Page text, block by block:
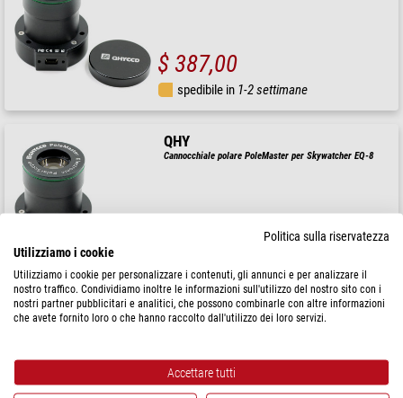
$ 387,00
spedibile in 1-2 settimane
QHY
Cannocchiale polare PoleMaster per Skywatcher EQ-8
spedibile in1-2 settimane
QHY
Politica sulla riservatezza
Utilizziamo i cookie
Utilizziamo i cookie per personalizzare i contenuti, gli annunci e per analizzare il
nostro traffico. Condividiamo inoltre le informazioni sull'utilizzo del nostro sito con i
nostri partner pubblicitari e analitici, che possono combinarle con altre informazioni
che avete fornito loro o che hanno raccolto dall'utilizzo dei loro servizi.
Accettare tutti